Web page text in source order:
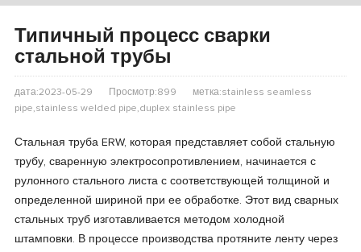
Типичный процесс сварки
стальной трубы
дата:2023-05-29 Просмотр:899
метка:stainless seamless
pipe,stainless welded pipe,duplex stainless pipe
Стальная труба ERW, которая представляет собой стальную
трубу, сваренную электросопротивлением, начинается с
рулонного стального листа с соответствующей толщиной и
определенной шириной при ее обработке. Этот вид сварных
стальных труб изготавливается методом холодной
штамповки. В процессе производства протяните ленту через